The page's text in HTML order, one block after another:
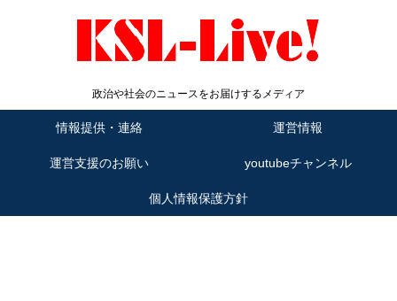
政治や社会のニュースをお届けするメディア
情報提供・連絡 運営情報
運営支援のお願い youtubeチャンネル
個人情報保護方針